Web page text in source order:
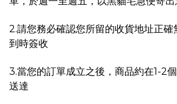
2.請您務必確認您所留的收貨地址正確
到時簽收
3.當您的訂單成立之後 ，商品約在1-2
送達